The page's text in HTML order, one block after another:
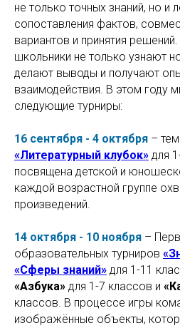
не только точных знаний, но и
сопоставления фактов,
вариантов и принятия
школьники не только узнают
делают выводы и получают
взаимодействия. В этом году
следующие турниры:
16 сентября - 4 октября –
«Литературный клубок» для
посвящена детской и
каждой возрастной группе
произведений.
14 октября - 10 ноября –
образовательных турниров
«Сферы знаний» для 1-11
«Азбука» для 1-7 классов и
классов. В процессе игры
изображённые объекты,